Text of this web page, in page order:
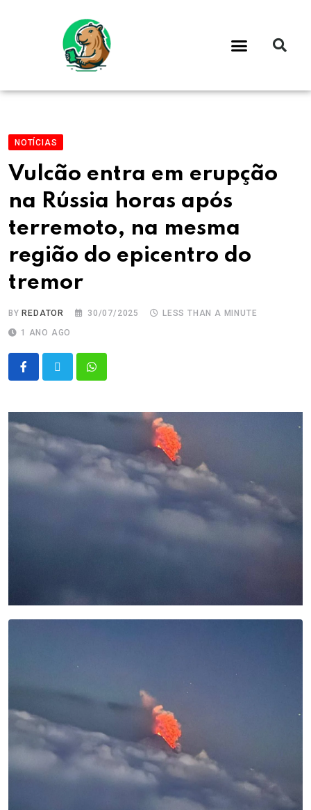
NOTÍCIAS
Vulcão entra em erupção
na Rússia horas após
terremoto, na mesma
região do epicentro do
tremor
BY REDATOR 30/07/2025
LESS THAN A MINUTE
1 ANO AGO